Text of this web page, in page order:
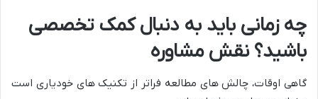
چه زمانی باید به دنبال کمک تخصصی
باشید؟ نقش مشاوره
گاهی اوقات، چالش های مطالعه فراتر از تکنیک های خودیاری است